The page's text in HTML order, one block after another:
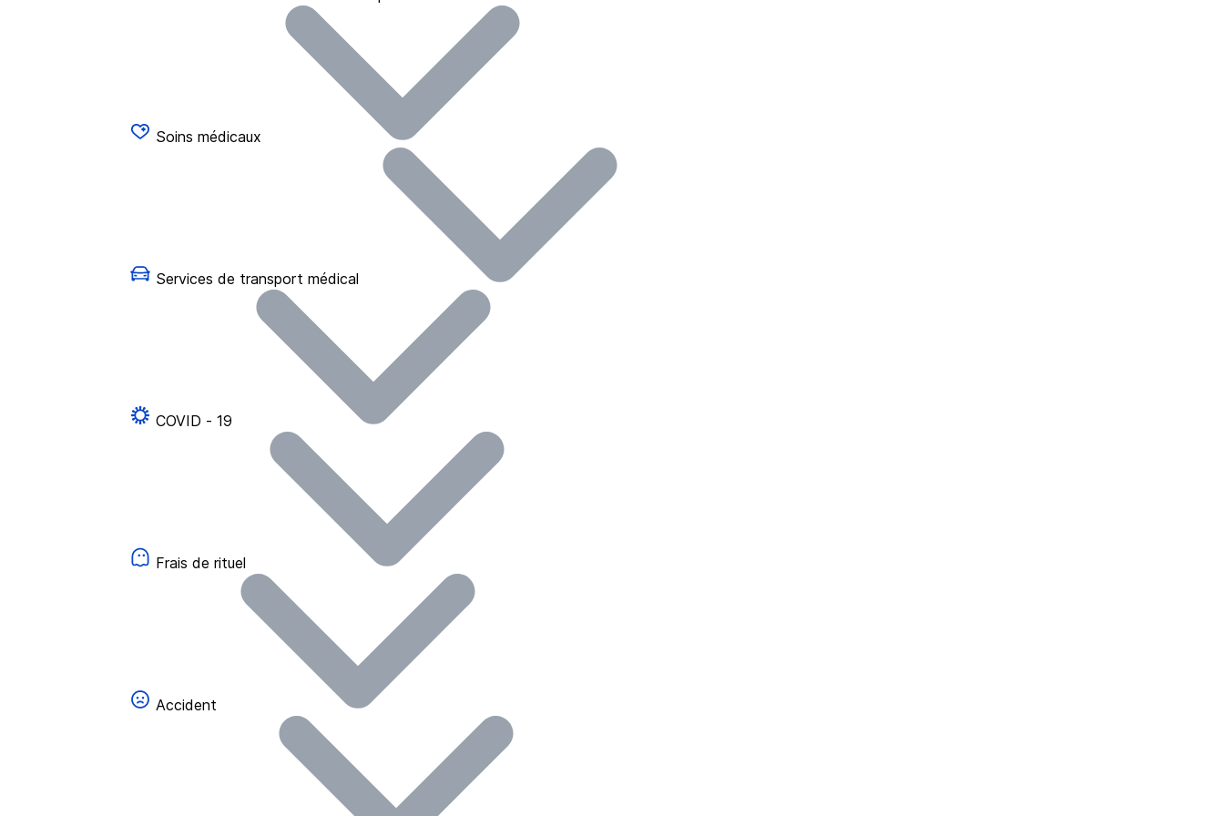
Soins médicaux
Services de transport médical
COVID - 19
Frais de rituel
Accident